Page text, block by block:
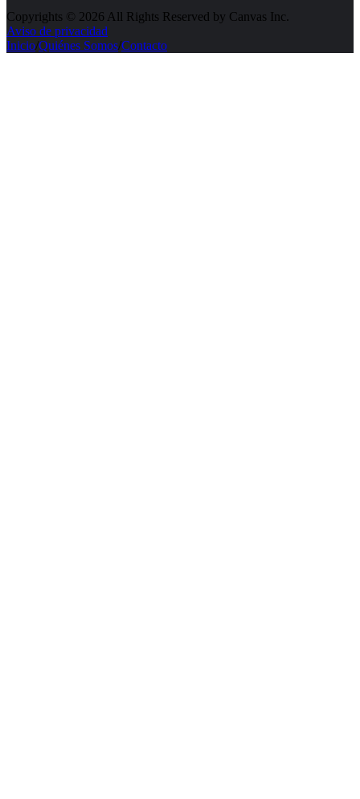
Copyrights © 2026 All Rights Reserved by Canvas Inc.
Aviso de privacidad
Inicio/Quiénes Somos/Contacto